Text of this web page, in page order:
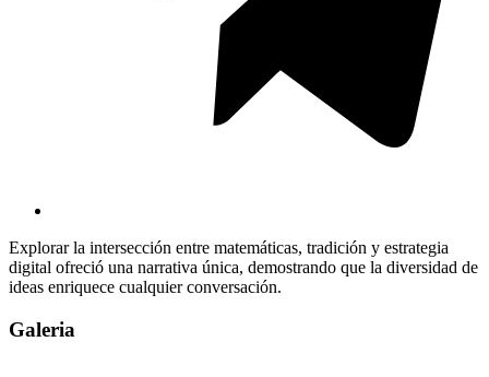
Explorar la intersección entre matemáticas, tradición y estrategia
digital ofreció una narrativa única, demostrando que la diversidad de
ideas enriquece cualquier conversación.
Galeria